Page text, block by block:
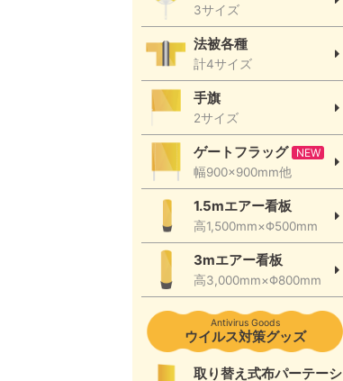
3サイズ
法被各種
計4サイズ
手旗
2サイズ
ゲートフラッグ NEW
幅900×900mm他
1.5mエアー看板
高1,500mm×Φ500mm
3mエアー看板
高3,000mm×Φ800mm
Antivirus Goods
ウイルス対策グッズ
取り替え式布パーテーシ